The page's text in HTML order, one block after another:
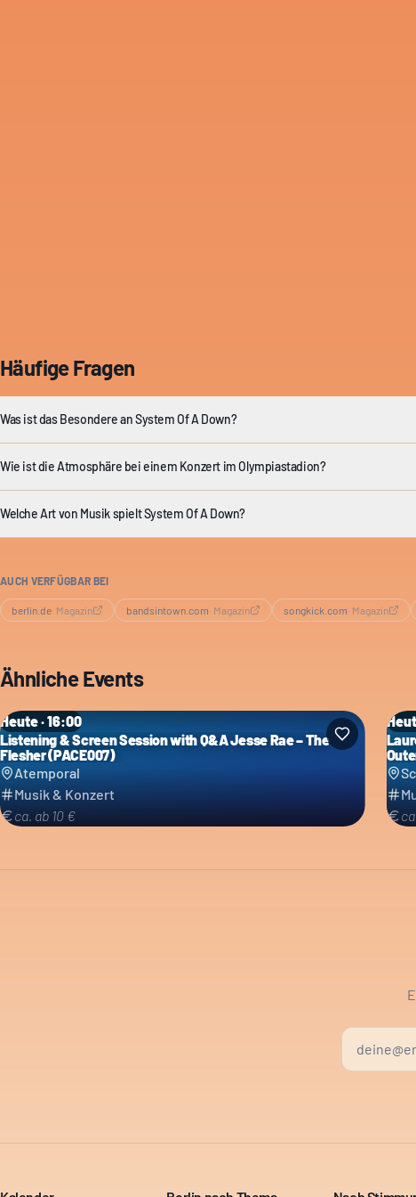
Häufige Fragen
Was ist das Besondere an System Of A Down?
Wie ist die Atmosphäre bei einem Konzert im Olympiastadion?
Welche Art von Musik spielt System Of A Down?
AUCH VERFÜGBAR BEI
berlin.de· Magazin bandsintown.com· Magazin songkick.com· Magazin
Ähnliche Events
Heute · 16:00
Listening & Screen Session with Q&A Jesse Rae – The
Flesher (PACE007)
Atemporal
Musik & Konzert
ca. ab 10 €